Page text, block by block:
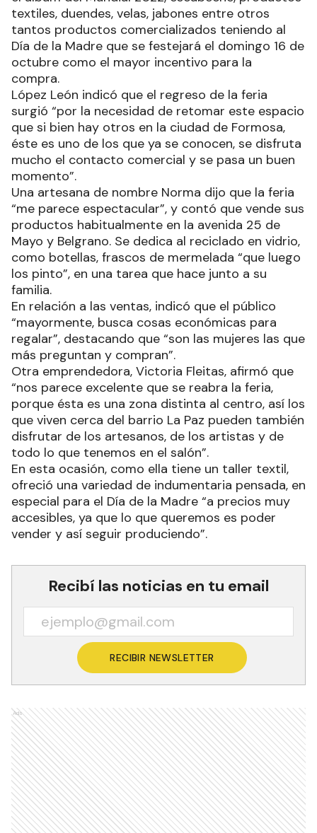
textiles, duendes, velas, jabones entre otros
tantos productos comercializados teniendo al
Día de la Madre que se festejará el domingo 16 de
octubre como el mayor incentivo para la
compra.
López León indicó que el regreso de la feria
surgió “por la necesidad de retomar este espacio
que si bien hay otros en la ciudad de Formosa,
éste es uno de los que ya se conocen, se disfruta
mucho el contacto comercial y se pasa un buen
momento”.
Una artesana de nombre Norma dijo que la feria
“me parece espectacular”, y contó que vende sus
productos habitualmente en la avenida 25 de
Mayo y Belgrano. Se dedica al reciclado en vidrio,
como botellas, frascos de mermelada “que luego
los pinto”, en una tarea que hace junto a su
familia.
En relación a las ventas, indicó que el público
“mayormente, busca cosas económicas para
regalar”, destacando que “son las mujeres las que
más preguntan y compran”.
Otra emprendedora, Victoria Fleitas, afirmó que
“nos parece excelente que se reabra la feria,
porque ésta es una zona distinta al centro, así los
que viven cerca del barrio La Paz pueden también
disfrutar de los artesanos, de los artistas y de
todo lo que tenemos en el salón”.
En esta ocasión, como ella tiene un taller textil,
ofreció una variedad de indumentaria pensada, en
especial para el Día de la Madre “a precios muy
accesibles, ya que lo que queremos es poder
vender y así seguir produciendo”.
Recibí las noticias en tu email
RECIBIR NEWSLETTER
Ads